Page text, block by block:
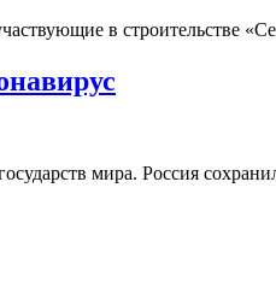
в строительстве
мира. Россия